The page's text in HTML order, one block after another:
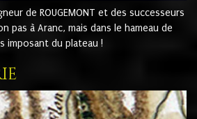
de ROUGEMONT et des successeurs
pas à Aranc, mais dans le hameau de
imposant du plateau !